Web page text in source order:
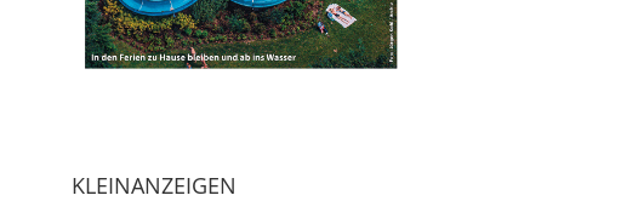
KLEINANZEIGEN